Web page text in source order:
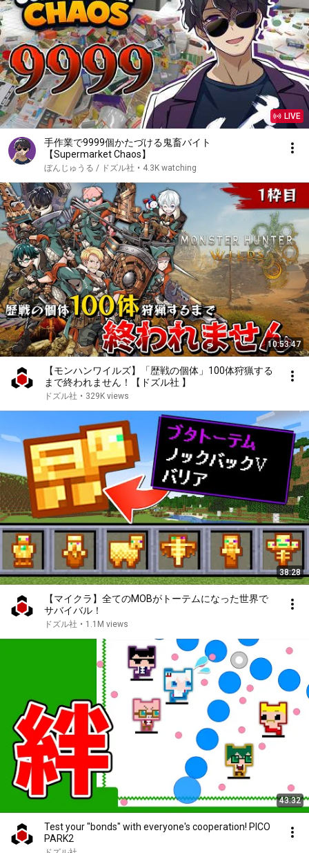
LIVE
手作業で9999個かたづける鬼畜バイト
【Supermarket Chaos】
ぼんじゅうる / ドズル社 • 4.3K watching
10:53:47
【モンハンワイルズ】「歴戦の個体」100体狩猟する
まで終われません！【ドズル社 】
ドズル社 • 329K views
38:28
【マイクラ】全てのMOBがトーテムになった世界で
サバイバル！
ドズル社 • 1.1M views
43:32
Test your "bonds" with everyone's cooperation! PICO
PARK2